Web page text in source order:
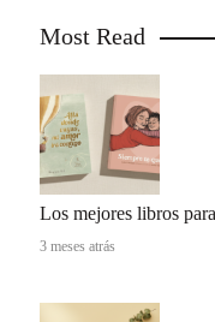
Most Read
Los mejores libros
3 meses atrás